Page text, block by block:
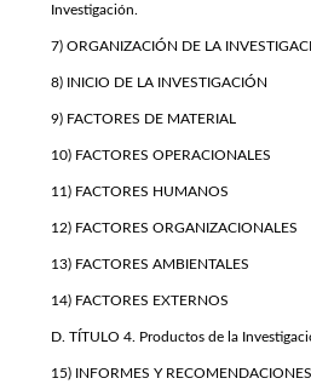
Investigación.
7) ORGANIZACIÓN DE LA
8) INICIO DE LA INVESTIGACIÓN
9) FACTORES DE MATERIAL
10) FACTORES OPERACIONALES
11) FACTORES HUMANOS
12) FACTORES ORGANIZACIONALES
13) FACTORES AMBIENTALES
14) FACTORES EXTERNOS
D. TÍTULO 4. Productos de la
15) INFORMES Y